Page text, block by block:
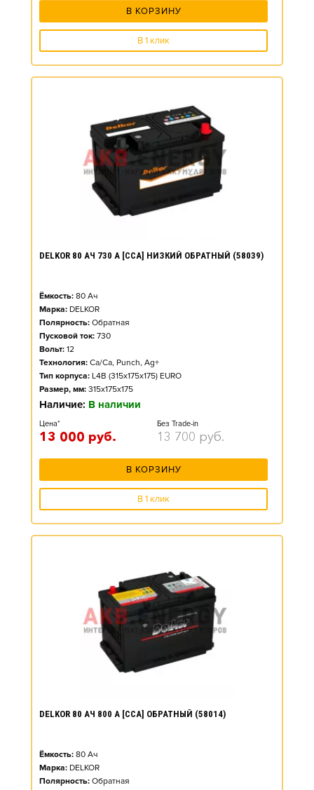
В КОРЗИНУ
В 1 клик
DELKOR 80 АЧ 730 А [CCA] НИЗКИЙ ОБРАТНЫЙ (58039)
Ёмкость: 80 Ач
Марка: DELKOR
Полярность: Обратная
Пусковой ток: 730
Вольт: 12
Технология: Ca/Ca, Punch, Ag+
Тип корпуса: L4B (315x175x175) EURO
Размер, мм: 315x175x175
Наличие: В наличии
Цена*
13 000 руб.
Без Trade-in
13 700 руб.
В КОРЗИНУ
В 1 клик
DELKOR 80 АЧ 800 А [CCA] ОБРАТНЫЙ (58014)
Ёмкость: 80 Ач
Марка: DELKOR
Полярность: Обратная